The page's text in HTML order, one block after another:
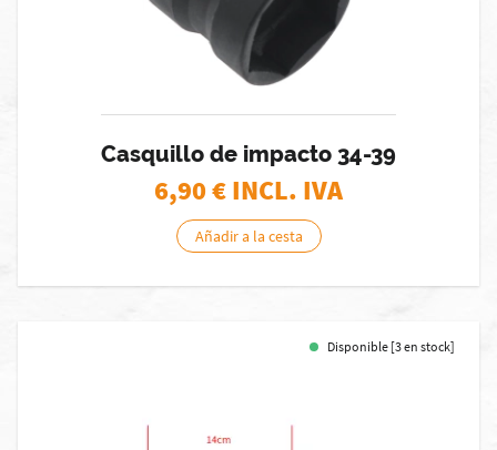
Casquillo de impacto 34-39
6,90€ INCL. IVA
Añadir a la cesta
Disponible [3 en stock]